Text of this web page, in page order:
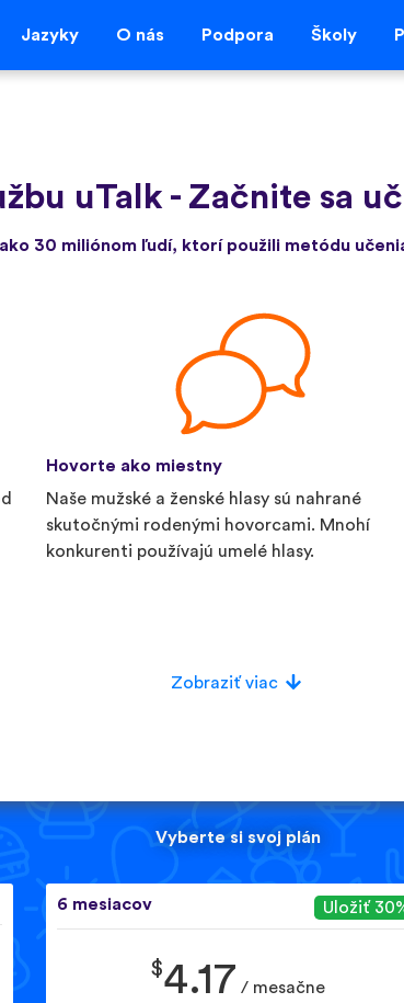
Jazyky O nás Podpora Školy
uTalk - Začnite sa
30 miliónom ľudí, ktorí použili metódu
Hovorte ako miestny
Naše mužské a ženské hlasy sú nahrané
skutočnými rodenými hovorcami. Mnohí
konkurenti používajú umelé hlasy.
Zobraziť viac
Vyberte si svoj plán
6 mesiacov Uložiť
$4.17 / mesačne